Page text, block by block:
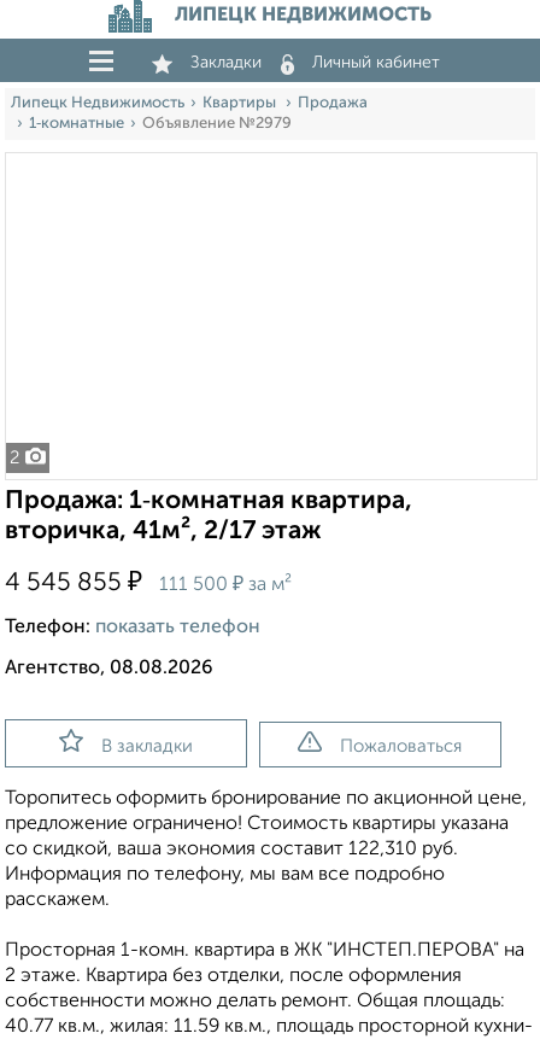
ЛИПЕЦК НЕДВИЖИМОСТЬ
Закладки Личный кабинет
Липецк Недвижимость Квартиры
Продажа
1‑комнатные
Объявление №2979
2
Продажа: 1‑комнатная квартира,
вторичка, 41м², 2/17 этаж
4 545 855 ₽ 111 500 ₽ за м²
Телефон: показать телефон
Агентство, 08.08.2026
В закладки Пожаловаться
Торопитесь оформить бронирование по акционной цене,
предложение ограничено! Стоимость квартиры указана
со скидкой, ваша экономия составит 122,310 руб.
Информация по телефону, мы вам все подробно
расскажем.
Просторная 1-комн. квартира в ЖК "ИНСТЕП.ПЕРОВА" на
2 этаже. Квартира без отделки, после оформления
собственности можно делать ремонт. Общая площадь:
40.77 кв.м., жилая: 11.59 кв.м., площадь просторной кухни-